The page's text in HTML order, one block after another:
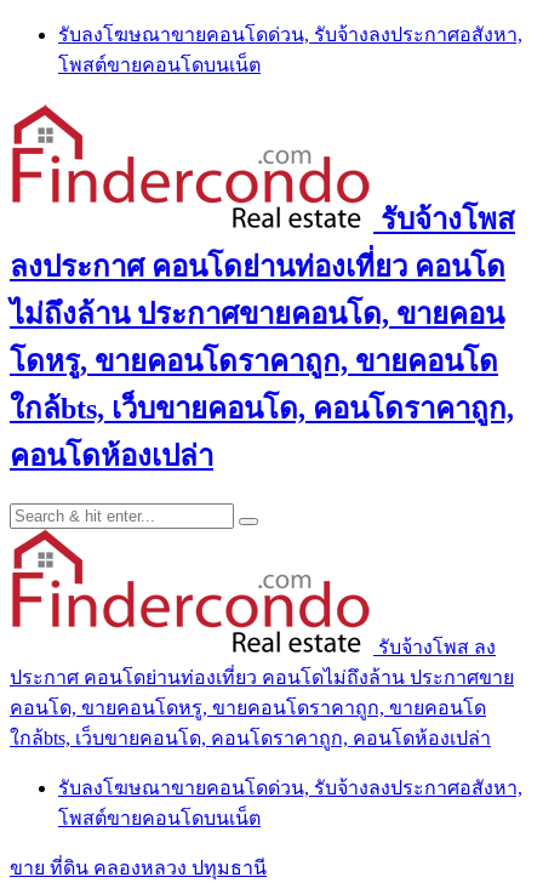
Skip
content
รับลงโฆษณาขายคอนโดด่วน, รับจ้างลงประกาศอสังหา,
โพสต์ขายคอนโดบนเน็ต
รับจ้างโพส
ลงประกาศ คอนโดย่านท่องเที่ยว คอนโด
ไม่ถึงล้าน ประกาศขายคอนโด, ขายคอน
โดหรู, ขายคอนโดราคาถูก, ขายคอนโด
ใกล้bts, เว็บขายคอนโด, คอนโดราคาถูก,
คอนโดห้องเปล่า
รับจ้างโพส ลง
ประกาศ คอนโดย่านท่องเที่ยว คอนโดไม่ถึงล้าน ประกาศขาย
คอนโด, ขายคอนโดหรู, ขายคอนโดราคาถูก, ขายคอนโด
ใกล้bts, เว็บขายคอนโด, คอนโดราคาถูก, คอนโดห้องเปล่า
รับลงโฆษณาขายคอนโดด่วน, รับจ้างลงประกาศอสังหา,
โพสต์ขายคอนโดบนเน็ต
ขาย ที่ดิน คลองหลวง ปทุมธานี